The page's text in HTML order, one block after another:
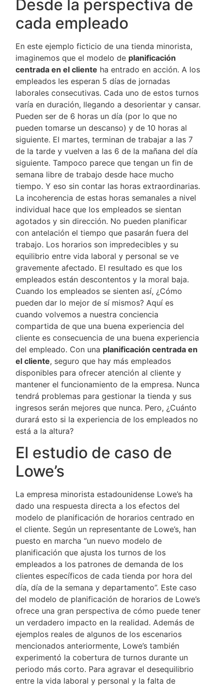
Desde la perspectiva de
cada empleado
En este ejemplo ficticio de una tienda minorista,
imaginemos que el modelo de planificación
centrada en el cliente ha entrado en acción. A los
empleados les esperan 5 días de jornadas
laborales consecutivas. Cada uno de estos turnos
varía en duración, llegando a desorientar y cansar.
Pueden ser de 6 horas un día (por lo que no
pueden tomarse un descanso) y de 10 horas al
siguiente. El martes, terminan de trabajar a las 7
de la tarde y vuelven a las 6 de la mañana del día
siguiente. Tampoco parece que tengan un fin de
semana libre de trabajo desde hace mucho
tiempo. Y eso sin contar las horas extraordinarias.
La incoherencia de estas horas semanales a nivel
individual hace que los empleados se sientan
agotados y sin dirección. No pueden planificar
con antelación el tiempo que pasarán fuera del
trabajo. Los horarios son impredecibles y su
equilibrio entre vida laboral y personal se ve
gravemente afectado. El resultado es que los
empleados están descontentos y la moral baja.
Cuando los empleados se sienten así, ¿Cómo
pueden dar lo mejor de sí mismos? Aquí es
cuando volvemos a nuestra conciencia
compartida de que una buena experiencia del
cliente es consecuencia de una buena experiencia
del empleado. Con una planificación centrada en
el cliente, seguro que hay más empleados
disponibles para ofrecer atención al cliente y
mantener el funcionamiento de la empresa. Nunca
tendrá problemas para gestionar la tienda y sus
ingresos serán mejores que nunca. Pero, ¿Cuánto
durará esto si la experiencia de los empleados no
está a la altura?
El estudio de caso de
Lowe’s
La empresa minorista estadounidense Lowe’s ha
dado una respuesta directa a los efectos del
modelo de planificación de horarios centrado en
el cliente. Según un representante de Lowe’s, han
puesto en marcha “un nuevo modelo de
planificación que ajusta los turnos de los
empleados a los patrones de demanda de los
clientes específicos de cada tienda por hora del
día, día de la semana y departamento”. Este caso
del modelo de planificación de horarios de Lowe’s
ofrece una gran perspectiva de cómo puede tener
un verdadero impacto en la realidad. Además de
ejemplos reales de algunos de los escenarios
mencionados anteriormente, Lowe’s también
experimentó la cobertura de turnos durante un
periodo más corto. Para agravar el desequilibrio
entre la vida laboral y personal y la falta de